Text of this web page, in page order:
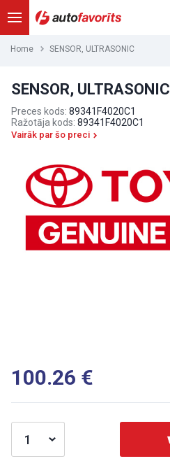
Home SENSOR, ULTRASONIC
SENSOR, ULTRASONIC
Preces kods: 89341F4020C1
Ražotāja kods: 89341F4020C1
Vairāk par šo preci
100.26